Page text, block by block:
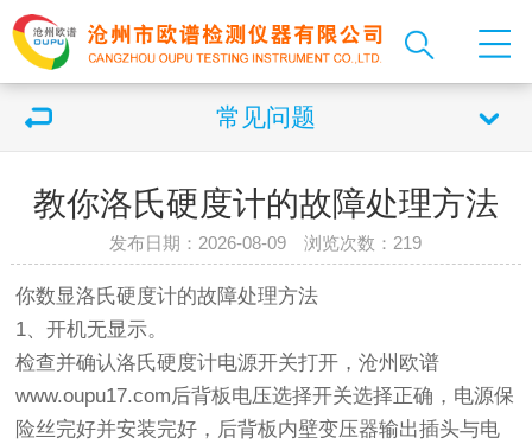
常见问题
教你洛氏硬度计的故障处理方法
发布日期：2026-08-09 浏览次数： 219
你数显洛氏硬度计的故障处理方法
1、开机无显示。
检查并确认洛氏硬度计电源开关打开，沧州欧谱
www.oupu17.com后背板电压选择开关选择正确，电源保
险丝完好并安装完好，后背板内壁变压器输出插头与电